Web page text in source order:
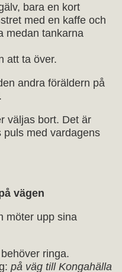
bara en kort
med en kaffe och
medan tankarna
att ta över.
andra föräldern på
väljas bort. Det är
med vardagens
vägen
möter upp sina
ringa.
på väg till Kongahälla